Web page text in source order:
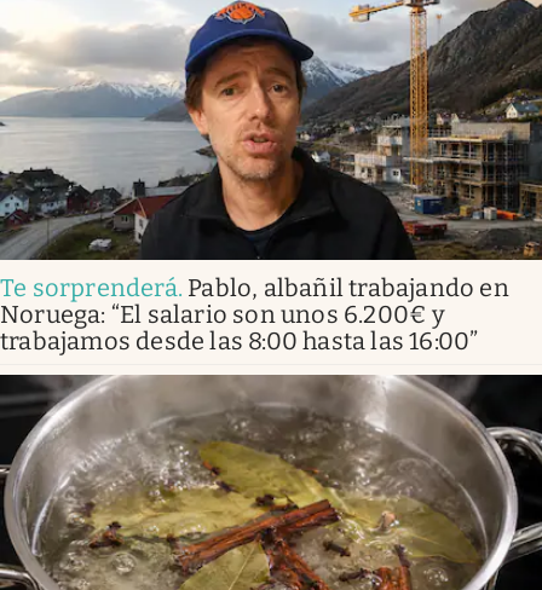
Te sorprenderá. Pablo, albañil trabajando en
Noruega: “El salario son unos 6.200€ y
trabajamos desde las 8:00 hasta las 16:00”